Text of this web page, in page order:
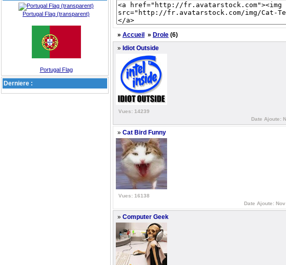
Portugal Flag (transparent)
Portugal Flag
Derniere :
» Accueil » Drole (6)
» Idiot Outside
Vues: 14239
Date Ajoute:
» Cat Bird Funny
Vues: 16138
Date Ajoute:
» Computer Geek